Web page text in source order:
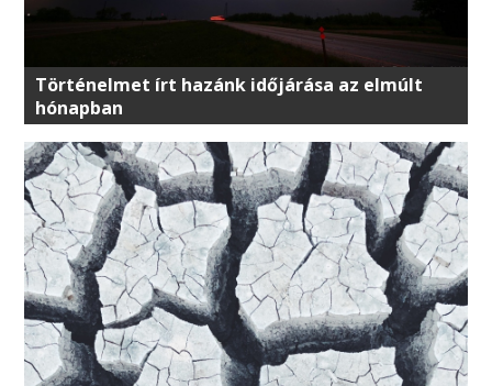
Történelmet írt hazánk időjárása az elmúlt
hónapban